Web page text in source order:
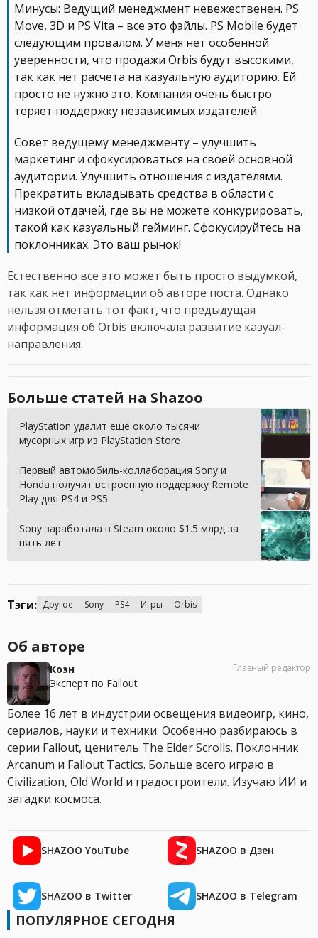
Минусы: Ведущий менеджмент невежественен. PS
Move, 3D и PS Vita – все это фэйлы. PS Mobile будет
следующим провалом. У меня нет особенной
уверенности, что продажи Orbis будут высокими,
так как нет расчета на казуальную аудиторию. Ей
просто не нужно это. Компания очень быстро
теряет поддержку независимых издателей.
Совет ведущему менеджменту – улучшить
маркетинг и сфокусироваться на своей основной
аудитории. Улучшить отношения с издателями.
Прекратить вкладывать средства в области с
низкой отдачей, где вы не можете конкурировать,
такой как казуальный гейминг. Сфокусируйтесь на
поклонниках. Это ваш рынок!
Естественно все это может быть просто выдумкой,
так как нет информации об авторе поста. Однако
нельзя отметать тот факт, что предыдущая
информация об Orbis включала развитие казуал-
направления.
Больше статей на Shazoo
PlayStation удалит ещё около тысячи
мусорных игр из PlayStation Store
Первый автомобиль-коллаборация Sony и
Honda получит встроенную поддержку Remote
Play для PS4 и PS5
Sony заработала в Steam около $1.5 млрд за
пять лет
Тэги: Другое Sony PS4 Игры Orbis
Об авторе
Коэн
Эксперт по Fallout
Главный редактор
Более 16 лет в индустрии освещения видеоигр, кино,
сериалов, науки и техники. Особенно разбираюсь в
серии Fallout, ценитель The Elder Scrolls. Поклонник
Arcanum и Fallout Tactics. Больше всего играю в
Civilization, Old World и градостроители. Изучаю ИИ и
загадки космоса.
SHAZOO YouTube SHAZOO в Дзен
SHAZOO в Twitter SHAZOO в Telegram
ПОПУЛЯРНОЕ СЕГОДНЯ